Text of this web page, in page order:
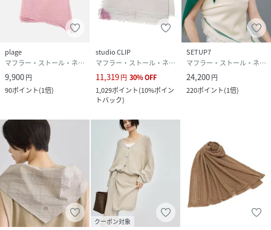
plage
マフラー・ストール・ネックウォーマー
9,900円
90ポイント(1倍)
studio CLIP
マフラー・ストール・ネックウォーマー
11,319円 30%OFF
1,029ポイント(10%ポイン
トバック)
SETUP7
マフラー・ストール・ネックウォーマー
24,200円
220ポイント(1倍)
クーポン対象